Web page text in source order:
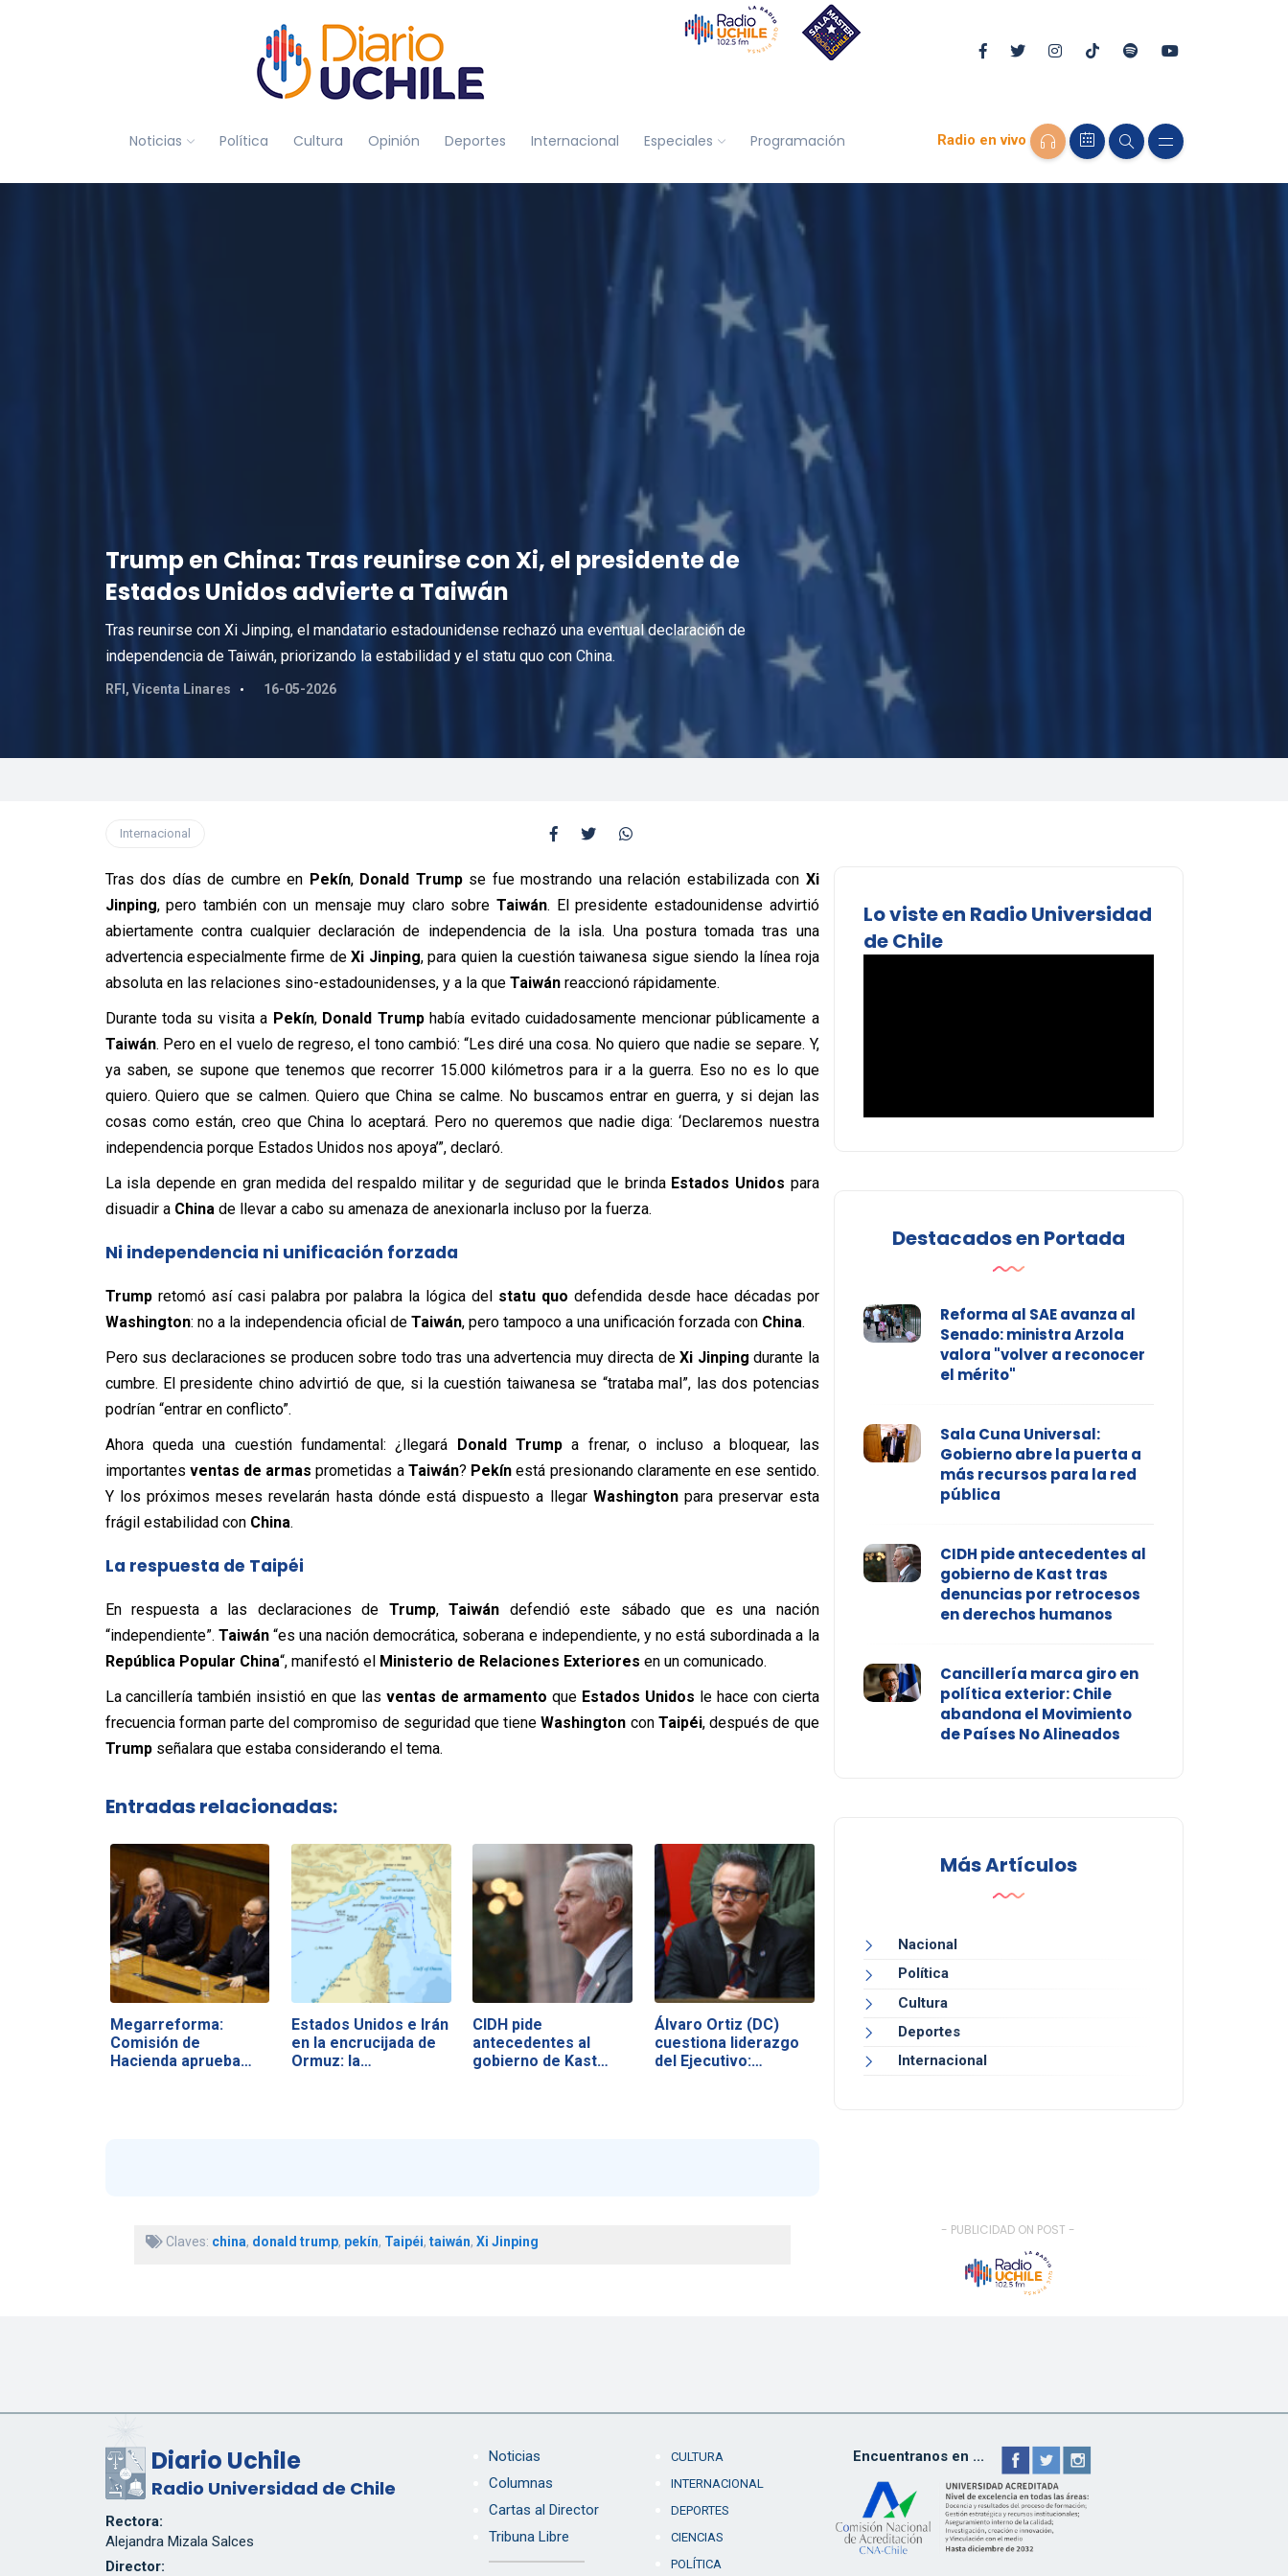
Noticias Política Cultura Opinión Deportes Internacional Especiales Programación Radio en vivo
Trump en China: Tras reunirse con Xi, el presidente de
Estados Unidos advierte a Taiwán
Tras reunirse con Xi Jinping, el mandatario estadounidense rechazó una eventual declaración de
independencia de Taiwán, priorizando la estabilidad y el statu quo con China.
RFI, Vicenta Linares 16-05-2026
Internacional
Tras dos días de cumbre en Pekín, Donald Trumpse fue mostrando una relación estabilizada con Xi
Jinping, pero también con un mensaje muy claro sobreTaiwán. El presidente estadounidense advirtió
abiertamente contra cualquier declaración de independencia de la isla. Una postura tomada tras una
advertencia especialmente firme deXi Jinping, para quien la cuestión taiwanesa sigue siendo la línea roja
absoluta en las relaciones sino-estadounidenses, y a la que Taiwánreaccionó rápidamente.
Durante toda su visita a Pekín, Donald Trumphabía evitado cuidadosamente mencionar públicamente a
Taiwán. Pero en el vuelo de regreso, el tono cambió: “Les diré una cosa. No quiero que nadie se separe. Y,
ya saben, se supone que tenemos que recorrer 15.000 kilómetros para ir a la guerra. Eso no es lo que
quiero. Quiero que se calmen. Quiero que China se calme. No buscamos entrar en guerra, y si dejan las
cosas como están, creo que China lo aceptará. Pero no queremos que nadie diga: ‘Declaremos nuestra
independencia porque Estados Unidos nos apoya’”, declaró.
La isla depende en gran medida del respaldo militar y de seguridad que le brinda Estados Unidos para
disuadir a Chinade llevar a cabo su amenaza de anexionarla incluso por la fuerza.
Ni independencia ni unificación forzada
Trumpretomó así casi palabra por palabra la lógica del statu quo defendida desde hace décadas por
Washington: no a la independencia oficial de Taiwán, pero tampoco a una unificación forzada con China.
Pero sus declaraciones se producen sobre todo tras una advertencia muy directa de Xi Jinping durante la
cumbre. El presidente chino advirtió de que, si la cuestión taiwanesa se “trataba mal”, las dos potencias
podrían “entrar en conflicto”.
Ahora queda una cuestión fundamental: ¿llegará Donald Trump a frenar, o incluso a bloquear, las
importantes ventas de armas prometidas a Taiwán? Pekín está presionando claramente en ese sentido.
Y los próximos meses revelarán hasta dónde está dispuesto a llegar Washingtonpara preservar esta
frágil estabilidad con China.
La respuesta de Taipéi
En respuesta a las declaraciones de Trump, Taiwán defendió este sábado que es una nación
“independiente”. Taiwán“es una nación democrática, soberana e independiente, y no está subordinada a la
República Popular China“, manifestó el Ministerio de Relaciones Exteriores en un comunicado.
La cancillería también insistió en que las ventas de armamento que Estados Unidos le hace con cierta
frecuencia forman parte del compromiso de seguridad que tieneWashington con Taipéi, después de que
Trumpseñalara que estaba considerando el tema.
Entradas relacionadas:
Megarreforma:
Comisión de
Hacienda aprueba
Estados Unidos e Irán
en la encrucijada de
Ormuz: la…
CIDH pide
antecedentes al
gobierno de Kast
Álvaro Ortiz (DC)
cuestiona liderazgo
del Ejecutivo:…
Claves: china, donald trump, pekín, Taipéi, taiwán, Xi Jinping
Lo viste en Radio Universidad
de Chile
Destacados en Portada
Reforma al SAE avanza al
Senado: ministra Arzola
valora "volver a reconocer
el mérito"
Sala Cuna Universal:
Gobierno abre la puerta a
más recursos para la red
pública
CIDH pide antecedentes al
gobierno de Kast tras
denuncias por retrocesos
en derechos humanos
Cancillería marca giro en
política exterior: Chile
abandona el Movimiento
de Países No Alineados
Más Artículos
Nacional
Política
Cultura
Deportes
Internacional
- PUBLICIDAD ON POST -
Diario Uchile
Radio Universidad de Chile
Rectora:
Alejandra Mizala Salces
Director:
Noticias
Columnas
Cartas al Director
Tribuna Libre
CULTURA
INTERNACIONAL
DEPORTES
CIENCIAS
POLÍTICA
Encuentranos en ...